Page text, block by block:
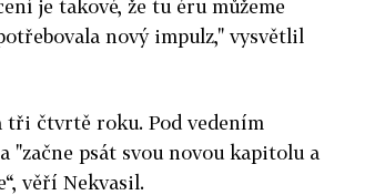
je takové, že tu éru můžeme
nový impulz," vysvětlil
tři čtvrtě roku. Pod vedením
psát svou novou kapitolu a
věří Nekvasil.